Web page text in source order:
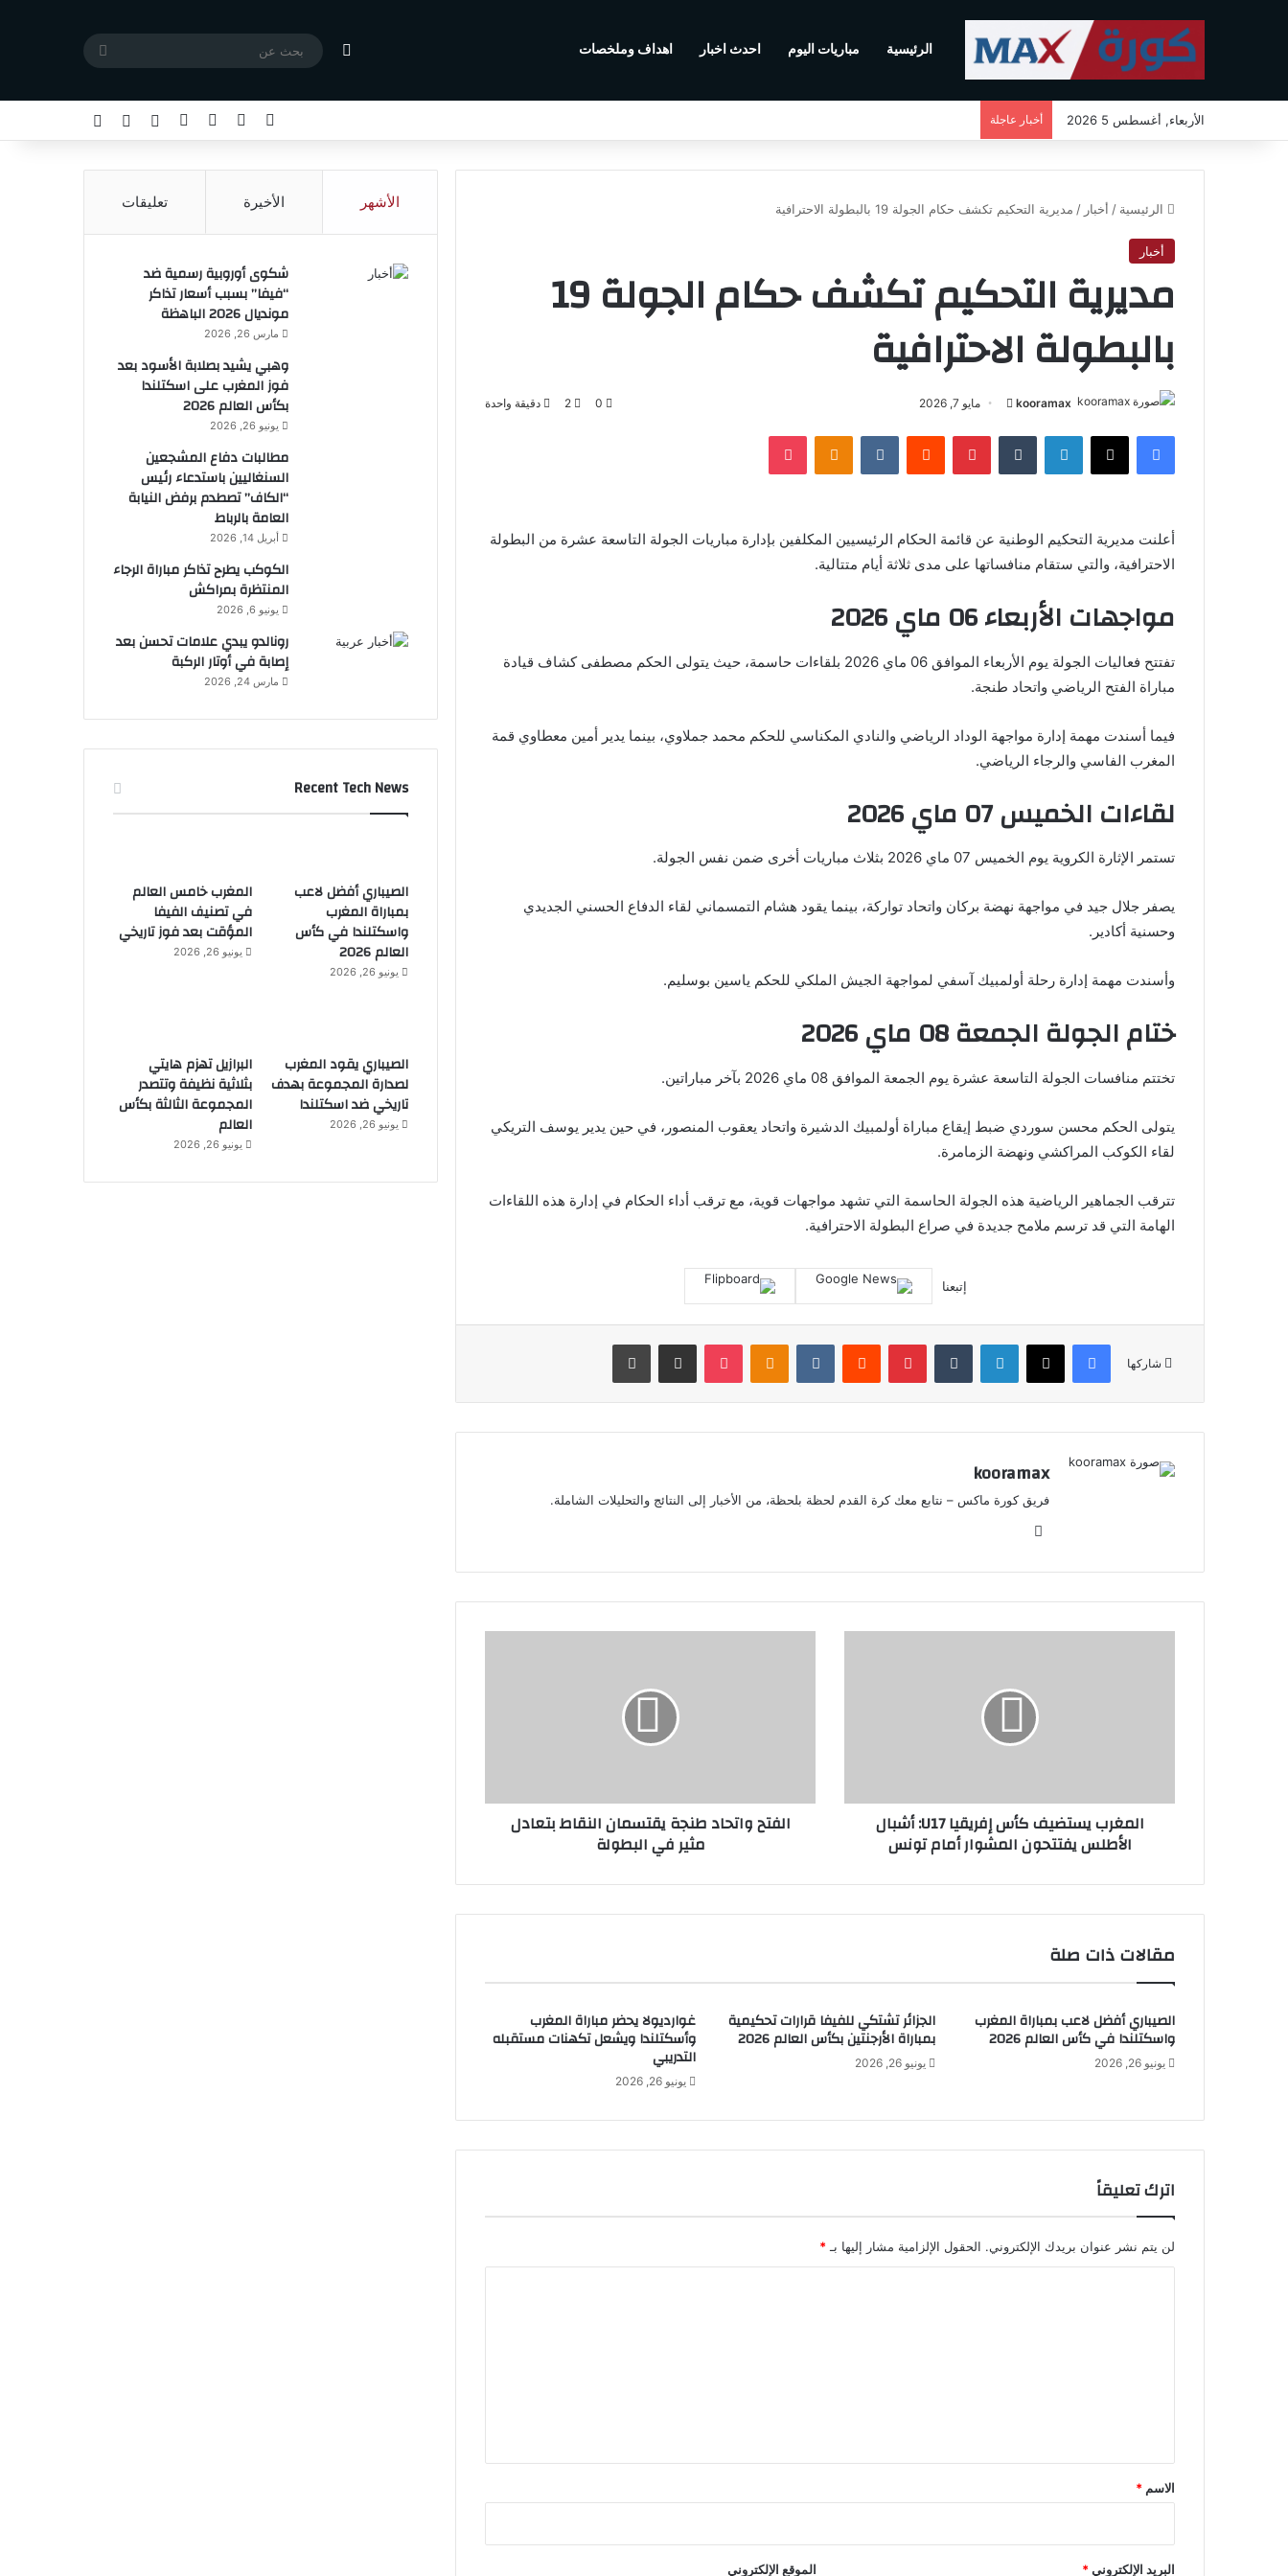
الرئيسية مباريات اليوم احدث اخبار اهداف وملخصات مقال عشوائي
بحث
الأربعاء, أغسطس 5 2026 أخبار عاجلة فيسبوك يوتيوب انستقرامتسجيل الدخول
مقال عشوائي
الرئيسية / أخبار / مديرية التحكيم تكشف حكام الجولة 19 بالبطولة الاحترافية
أخبار
مديرية التحكيم تكشف حكام الجولة 19
بالبطولة الاحترافية
kooramax
ل
ي
د
إ
ن
مايو 7, 2026 0
2 دقيقة واحدة
فيسبوك لينكدإن بينتيريست
أعلنت مديرية التحكيم الوطنية عن قائمة الحكام الرئيسيين المكلفين بإدارة مباريات الجولة التاسعة عشرة من البطولة
الاحترافية، والتي ستقام منافساتها على مدى ثلاثة أيام متتالية.
مواجهات الأربعاء 06 ماي 2026
تفتتح فعاليات الجولة يوم الأربعاء الموافق 06 ماي 2026 بلقاءات حاسمة، حيث يتولى الحكم مصطفى كشاف قيادة
مباراة الفتح الرياضي واتحاد طنجة.
فيما أسندت مهمة إدارة مواجهة الوداد الرياضي والنادي المكناسي للحكم محمد جملاوي، بينما يدير أمين معطاوي قمة
المغرب الفاسي والرجاء الرياضي.
لقاءات الخميس 07 ماي 2026
تستمر الإثارة الكروية يوم الخميس 07 ماي 2026 بثلاث مباريات أخرى ضمن نفس الجولة.
يصفر جلال جيد في مواجهة نهضة بركان واتحاد تواركة، بينما يقود هشام التمسماني لقاء الدفاع الحسني الجديدي
وحسنية أكادير.
وأسندت مهمة إدارة رحلة أولمبيك آسفي لمواجهة الجيش الملكي للحكم ياسين بوسليم.
ختام الجولة الجمعة 08 ماي 2026
تختتم منافسات الجولة التاسعة عشرة يوم الجمعة الموافق 08 ماي 2026 بآخر مباراتين.
يتولى الحكم محسن سوردي ضبط إيقاع مباراة أولمبيك الدشيرة واتحاد يعقوب المنصور، في حين يدير يوسف التريكي
لقاء الكوكب المراكشي ونهضة الزمامرة.
تترقب الجماهير الرياضية هذه الجولة الحاسمة التي تشهد مواجهات قوية، مع ترقب أداء الحكام في إدارة هذه اللقاءات
الهامة التي قد ترسم ملامح جديدة في صراع البطولة الاحترافية.
إتبعنا
شاركها
فيسبوك لينكدإن بينتيريست بوكيت
kooramax
فريق كورة ماكس – نتابع معك كرة القدم لحظة بلحظة، من الأخبار إلى النتائج والتحليلات الشاملة.
الوي
ب
المغرب يستضيف كأس إفريقيا U17: أشبال
الأطلس يفتتحون المشوار أمام تونس
الفتح واتحاد طنجة يقتسمان النقاط بتعادل
مثير في البطولة
مقالات ذات صلة
الصيباري أفضل لاعب بمباراة المغرب
واسكتلندا في كأس العالم 2026
يونيو 26, 2026
الجزائر تشتكي للفيفا قرارات تحكيمية
بمباراة الأرجنتين بكأس العالم 2026
يونيو 26, 2026
غوارديولا يحضر مباراة المغرب
وأسكتلندا ويشعل تكهنات مستقبله
التدريبي
يونيو 26, 2026
اترك تعليقاً
لن يتم نشر عنوان بريدك الإلكتروني. الحقول الإلزامية مشار إليها بـ *
*
الاسم *
البريد الإلكتروني* الموقع الإلكتروني
الأشهر الأخيرة تعليقات
شكوى أوروبية رسمية ضد
“فيفا” بسبب أسعار تذاكر
مونديال 2026 الباهظة
مارس 26, 2026
وهبي يشيد بصلابة الأسود بعد
فوز المغرب على اسكتلندا
بكأس العالم 2026
يونيو 26, 2026
مطالبات دفاع المشجعين
السنغاليين باستدعاء رئيس
“الكاف” تصطدم برفض النيابة
العامة بالرباط
أبريل 14, 2026
الكوكب يطرح تذاكر مباراة الرجاء
المنتظرة بمراكش
يونيو 6, 2026
رونالدو يبدي علامات تحسن بعد
إصابة في أوتار الركبة
مارس 24, 2026
Recent Tech News
الصيباري أفضل لاعب
بمباراة المغرب
واسكتلندا في كأس
العالم 2026
يونيو 26, 2026
المغرب خامس العالم
في تصنيف الفيفا
المؤقت بعد فوز تاريخي
يونيو 26, 2026
الصيباري يقود المغرب
لصدارة المجموعة بهدف
تاريخي ضد اسكتلندا
يونيو 26, 2026
البرازيل تهزم هايتي
بثلاثية نظيفة وتتصدر
المجموعة الثالثة بكأس
العالم
يونيو 26, 2026